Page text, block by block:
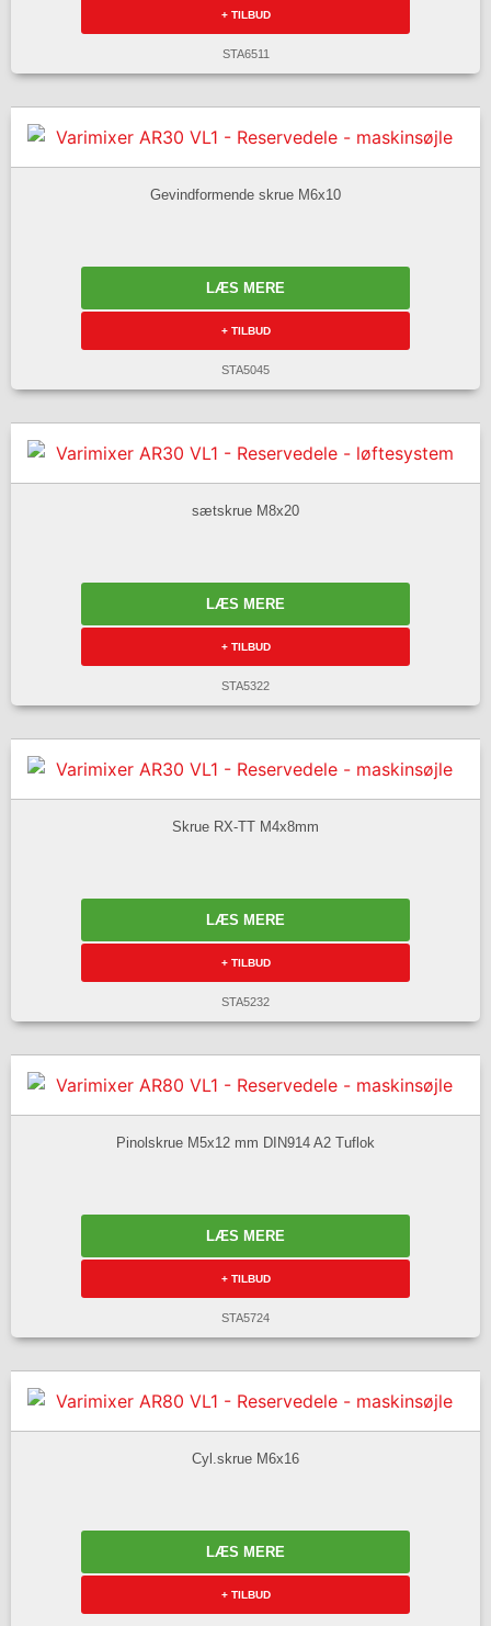
+ TILBUD
STA6511
Gevindformende skrue M6x10
LÆS MERE
+ TILBUD
STA5045
sætskrue M8x20
LÆS MERE
+ TILBUD
STA5322
Skrue RX-TT M4x8mm
LÆS MERE
+ TILBUD
STA5232
Pinolskrue M5x12 mm DIN914 A2 Tuflok
LÆS MERE
+ TILBUD
STA5724
Cyl.skrue M6x16
LÆS MERE
+ TILBUD